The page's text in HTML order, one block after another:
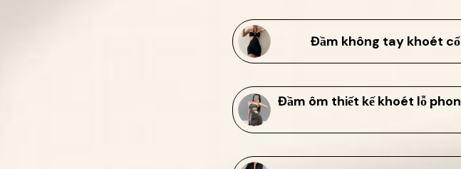
Đầm không tay khoét
Đầm ôm thiết kế khoét lỗ